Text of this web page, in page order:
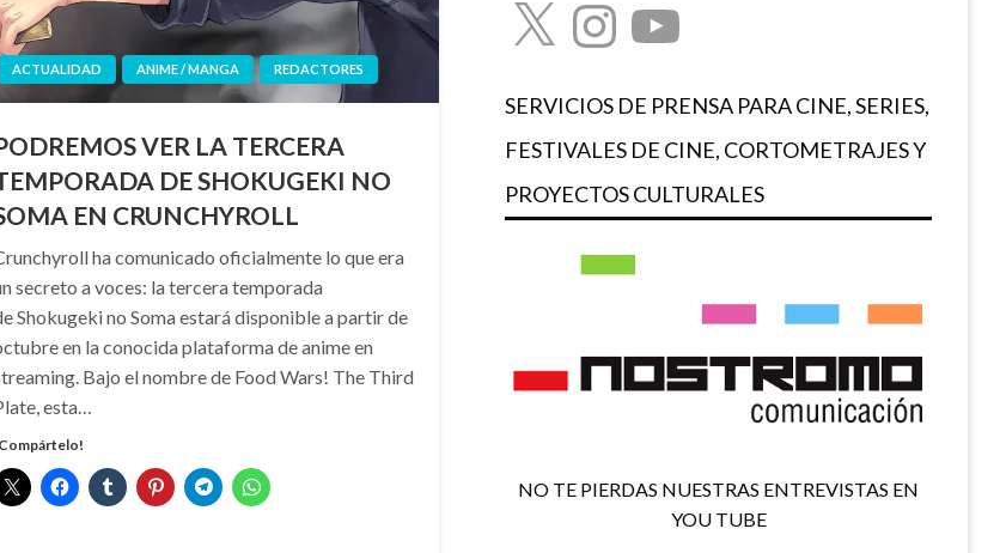
ACTUALIDAD ANIME / MANGA REDACTORES
VER LA TERCERA
DE SHOKUGEKI NO
EN CRUNCHYROLL
ha comunicado oficialmente lo que era
secreto a voces: la tercera temporada
Shokugeki no Soma estará disponible a partir de
en la conocida plataforma de anime en
Bajo el nombre de Food Wars! The Third
esta…
X InstagramYouTube
SERVICIOS DE PRENSA PARA CINE, SERIES,
FESTIVALES DE CINE, CORTOMETRAJES Y
PROYECTOS CULTURALES
NO TE PIERDAS NUESTRAS ENTREVISTAS EN
YOU TUBE